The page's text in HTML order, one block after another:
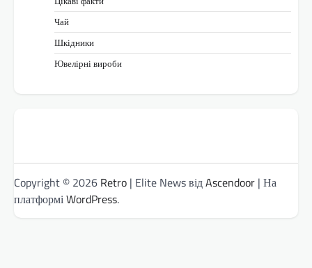
Чай
Шкідники
Ювелірні вироби
Copyright © 2026 Retro | Elite News відAscendoor | На
платформіWordPress.